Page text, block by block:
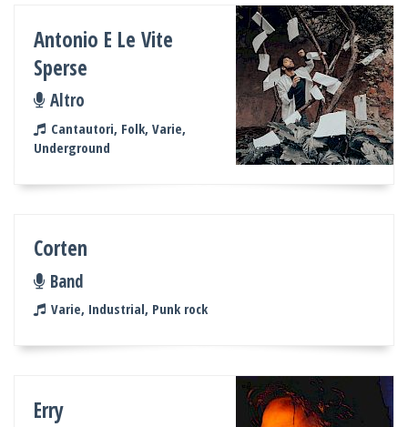
Antonio E Le Vite
Sperse
Altro
Cantautori, Folk, Varie,
Underground
Corten
Band
Varie, Industrial, Punk rock
Erry